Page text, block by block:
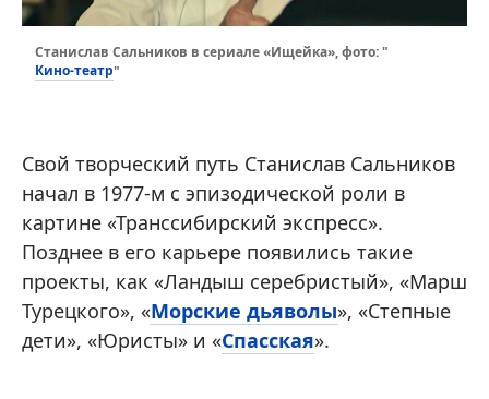
Станислав Сальников в сериале «Ищейка», фото: "
Кино-театр"
Свой творческий путь Станислав Сальников
начал в 1977-м с эпизодической роли в
картине «Транссибирский экспресс».
Позднее в его карьере появились такие
проекты, как «Ландыш серебристый», «Марш
Турецкого», «Морские дьяволы», «Степные
дети», «Юристы» и «Спасская».